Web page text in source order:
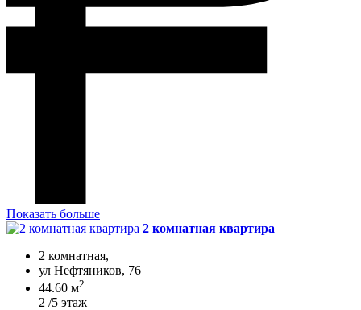
Показать больше
2 комнатная квартира
2 комнатная,
ул Нефтяников, 76
44.60 м2
2 /5 этаж